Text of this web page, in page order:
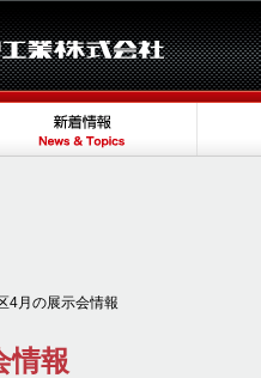
4月の展示会情報
情報